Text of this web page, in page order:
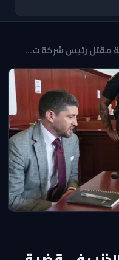
مقتل رئيس شركة ت...